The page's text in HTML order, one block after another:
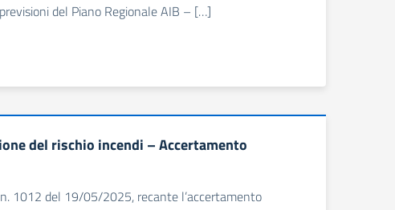
del Piano Regionale AIB – […]
del rischio incendi – Accertamento
1012 del 19/05/2025, recante l’accertamento